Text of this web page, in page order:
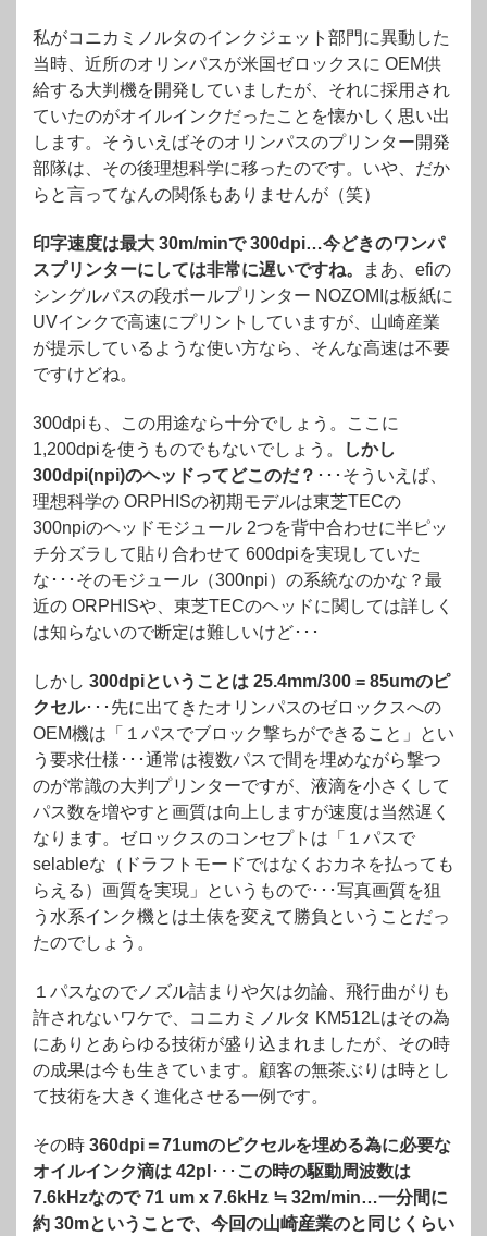
私がコニカミノルタのインクジェット部門に異動した
当時、近所のオリンパスが米国ゼロックスに OEM供
給する大判機を開発していましたが、それに採用され
ていたのがオイルインクだったことを懐かしく思い出
します。そういえばそのオリンパスのプリンター開発
部隊は、その後理想科学に移ったのです。いや、だか
らと言ってなんの関係もありませんが（笑）
印字速度は最大 30m/minで 300dpi…今どきのワンパ
スプリンターにしては非常に遅いですね。
まあ、efiの
シングルパスの段ボールプリンター NOZOMIは板紙に
UVインクで高速にプリントしていますが、山崎産業
が提示しているような使い方なら、そんな高速は不要
ですけどね。
300dpiも、この用途なら十分でしょう。ここに
1,200dpiを使うものでもないでしょう。
しかし
300dpi(npi)のヘッドってどこのだ？ ･･･そういえば、
理想科学の ORPHISの初期モデルは東芝TECの
300npiのヘッドモジュール 2つを背中合わせに半ピッ
チ分ズラして貼り合わせて 600dpiを実現していた
な･･･そのモジュール（300npi）の系統なのかな？最
近の ORPHISや、東芝TECのヘッドに関しては詳しく
は知らないので断定は難しいけど･･･
しかし 300dpiということは 25.4mm/300 = 85umのピ
クセル･･･先に出てきたオリンパスのゼロックスへの
OEM機は「１パスでブロック撃ちができること」とい
う要求仕様･･･通常は複数パスで間を埋めながら撃つ
のが常識の大判プリンターですが、液滴を小さくして
パス数を増やすと画質は向上しますが速度は当然遅く
なります。ゼロックスのコンセプトは「１パスで
selableな（ドラフトモードではなくおカネを払っても
らえる）画質を実現」というもので･･･写真画質を狙
う水系インク機とは土俵を変えて勝負ということだっ
たのでしょう。
１パスなのでノズル詰まりや欠は勿論、飛行曲がりも
許されないワケで、コニカミノルタ KM512Lはその為
にありとあらゆる技術が盛り込まれましたが、その時
の成果は今も生きています。顧客の無茶ぶりは時とし
て技術を大きく進化させる一例です。
その時 360dpi＝71umのピクセルを埋める為に必要な
オイルインク滴は 42pl ･･･ この時の駆動周波数は
7.6kHzなので 71 um x 7.6kHz ≒ 32m/min…一分間に
約 30mということで、今回の山崎産業のと同じくらい